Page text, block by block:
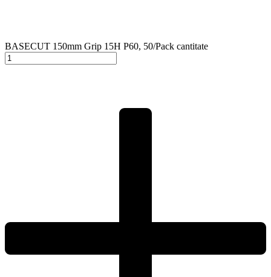
BASECUT 150mm Grip 15H P60, 50/Pack cantitate